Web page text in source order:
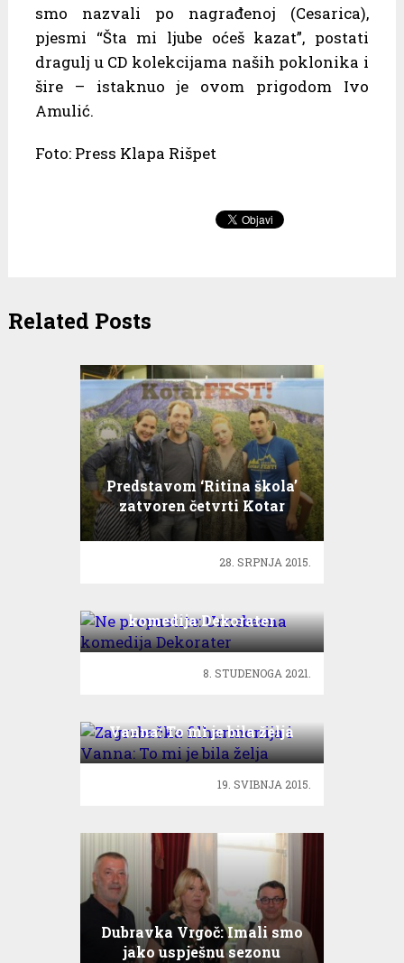
smo nazvali po nagrađenoj (Cesarica),
pjesmi “Šta mi ljube oćeš kazat”, postati
dragulj u CD kolekcijama naših poklonika i
šire – istaknuo je ovom prigodom Ivo
Amulić.
Foto: Press Klapa Rišpet
Related Posts
Predstavom ‘Ritina škola’
zatvoren četvrti Kotar
FEST!
28. SRPNJA 2015.
komedija Dekorater
8. STUDENOGA 2021.
Vanna: To mi je bila želja
19. SVIBNJA 2015.
Dubravka Vrgoč: Imali smo
jako uspješnu sezonu